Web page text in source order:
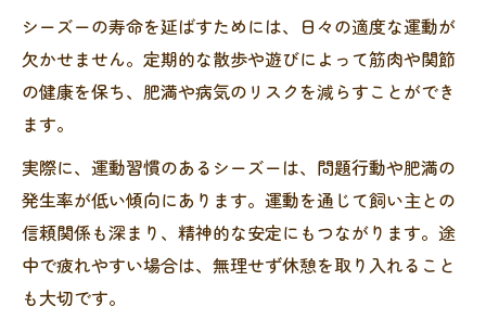
シーズーの寿命を延ばすためには、日々の適度な運動が
欠かせません。定期的な散歩や遊びによって筋肉や関節
の健康を保ち、肥満や病気のリスクを減らすことができ
ます。
実際に、運動習慣のあるシーズーは、問題行動や肥満の
発生率が低い傾向にあります。運動を通じて飼い主との
信頼関係も深まり、精神的な安定にもつながります。途
中で疲れやすい場合は、無理せず休憩を取り入れること
も大切です。